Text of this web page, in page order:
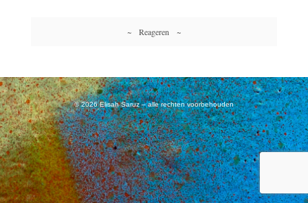
~ Reageren ~
© 2026 Elisah Saruz – alle rechten voorbehouden